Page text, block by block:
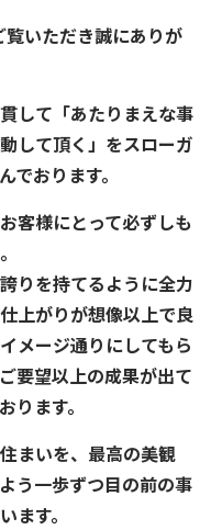
いただき誠にありが
して「あたりまえな事
して頂く」をスローガ
でおります。
客様にとって必ずしも
りを持てるように全力
上がりが想像以上で良
メージ通りにしてもら
要望以上の成果が出て
ります。
まいを、最高の美観
う一歩ずつ目の前の事
ます。